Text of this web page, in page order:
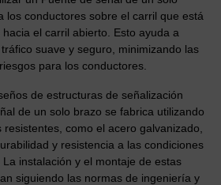
los conductores sobre el carril que está
el carril abierto. Esto ayuda a
suave y seguro, minimizando las
para los conductores.
de estructuras de señalización
de un solo brazo se fabrica utilizando
como el acero galvanizado,
y resistencia a las condiciones
instalación y el montaje de estas
siguiendo las normas de ingeniería y